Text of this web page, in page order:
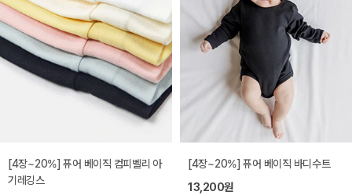
[4장~20%] 퓨어 베이직 컴피벨리 아
기레깅스
[4장~20%] 퓨어 베이직 바디수트
13,200원